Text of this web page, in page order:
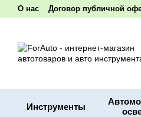
Перейти к основному контенту
О нас Договор публичной
Акционные товары
Наши
Инструменты